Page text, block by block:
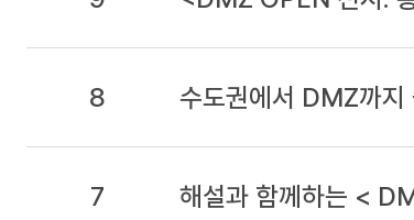
8 수도권에서 DMZ까
7 해설과 함께하는 <